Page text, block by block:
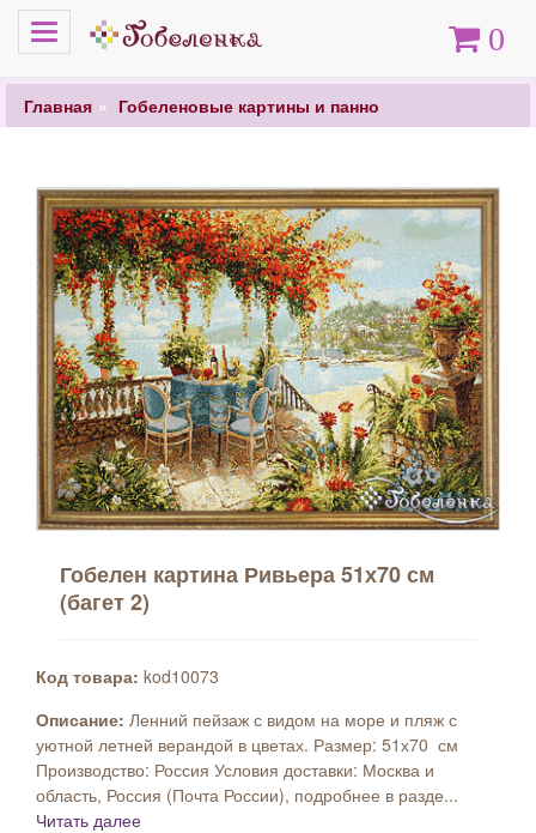
Меню Корзина
0
Главная Гобеленовые картины и панно
Гобелен картина Ривьера 51х70 см
(багет 2)
Код товара: kod10073
Описание: Ленний пейзаж с видом на море и пляж с
уютной летней верандой в цветах. Размер: 51х70 см
Производство: Россия Условия доставки: Москва и
область, Россия (Почта России), подробнее в разде...
Читать далее